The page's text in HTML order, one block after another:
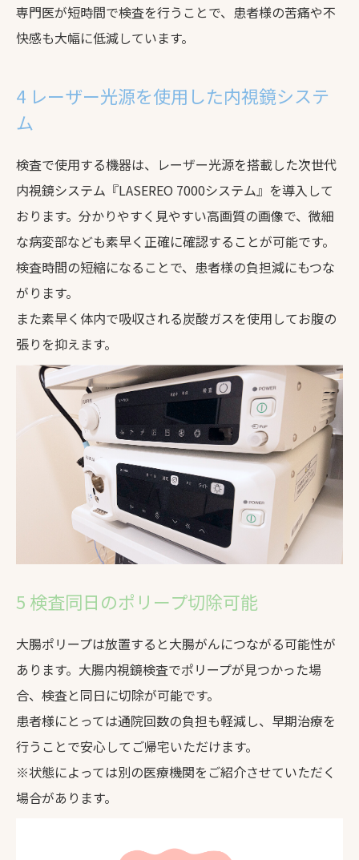
専門医が短時間で検査を行うことで、患者様の苦痛や不
快感も大幅に低減しています。
4 レーザー光源を使用した内視鏡システ
ム
検査で使用する機器は、レーザー光源を搭載した次世代
内視鏡システム『LASEREO 7000システム』を導入して
おります。分かりやすく見やすい高画質の画像で、微細
な病変部なども素早く正確に確認することが可能です。
検査時間の短縮になることで、患者様の負担減にもつな
がります。
また素早く体内で吸収される炭酸ガスを使用してお腹の
張りを抑えます。
5 検査同日のポリープ切除可能
大腸ポリープは放置すると大腸がんにつながる可能性が
あります。大腸内視鏡検査でポリープが見つかった場
合、検査と同日に切除が可能です。
患者様にとっては通院回数の負担も軽減し、早期治療を
行うことで安心してご帰宅いただけます。
※状態によっては別の医療機関をご紹介させていただく
場合があります。